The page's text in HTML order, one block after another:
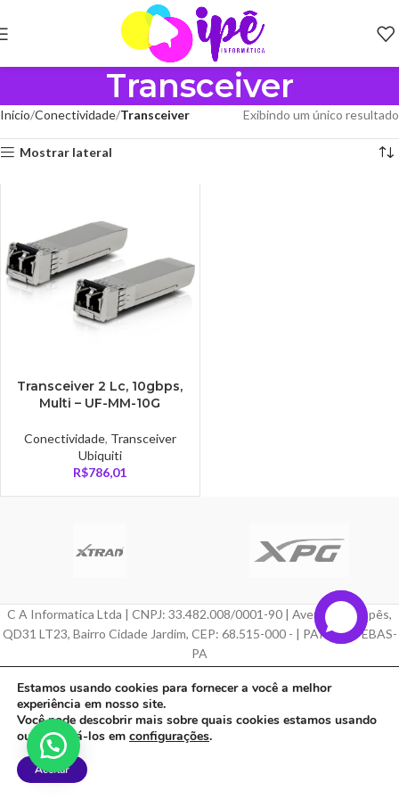
Transceiver
Início Conectividade Transceiver Exibindo um único resultado
Mostrar lateral
Transceiver 2 Lc, 10gbps,
Multi – UF-MM-10G
Conectividade, Transceiver
Ubiquiti
R$786,01
C A Informatica Ltda | CNPJ: 33.482.008/0001-90 | Avenida Dos Ipês,
QD31 LT23, Bairro Cidade Jardim, CEP: 68.515-000 - | PARAUAPEBAS-
PA
Feito com ❤ por Agência ZeroumStudio
Estamos usando cookies para fornecer a você a melhor
experiência em nosso site.
Você pode descobrir mais sobre quais cookies estamos usando
ou desativá-los em configurações.
Aceitar